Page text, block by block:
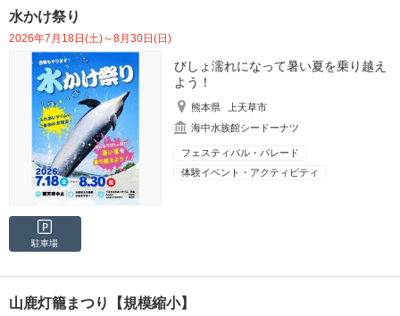
水かけ祭り
2026年7月18日(土)～8月30日(日)
びしょ濡れになって暑い夏を乗り越え
よう！
熊本県
上天草市
海中水族館シードーナツ
フェスティバル・パレード
体験イベント・アクティビティ
駐車場
山鹿灯籠まつり【規模縮小】